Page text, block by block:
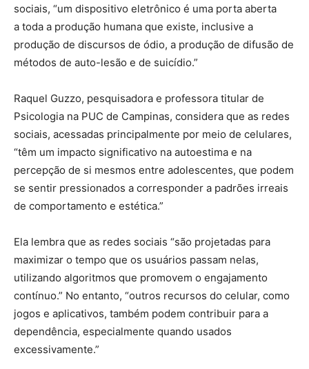
sociais, “um dispositivo eletrônico é uma porta aberta
a toda a produção humana que existe, inclusive a
produção de discursos de ódio, a produção de difusão de
métodos de auto-lesão e de suicídio.”
Raquel Guzzo, pesquisadora e professora titular de
Psicologia na PUC de Campinas, considera que as redes
sociais, acessadas principalmente por meio de celulares,
“têm um impacto significativo na autoestima e na
percepção de si mesmos entre adolescentes, que podem
se sentir pressionados a corresponder a padrões irreais
de comportamento e estética.”
Ela lembra que as redes sociais “são projetadas para
maximizar o tempo que os usuários passam nelas,
utilizando algoritmos que promovem o engajamento
contínuo.” No entanto, “outros recursos do celular, como
jogos e aplicativos, também podem contribuir para a
dependência, especialmente quando usados
excessivamente.”